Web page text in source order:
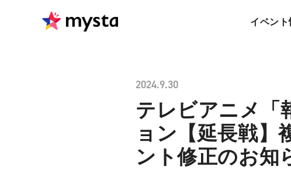
イベント
2024.9.30
テレビアニメ「
ョン【延長戦】
ント修正のお知